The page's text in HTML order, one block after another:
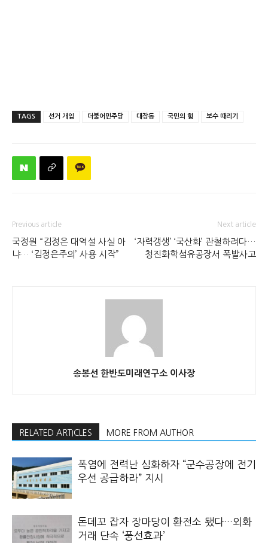
TAGS 선거 개입 더불어민주당 대장동 국민의 힘 보수 때리기
Previous article
국정원 “김정은 대역설 사실 아
냐… ‘김정은주의’ 사용 시작”
Next article
‘자력갱생’ ‘국산화’ 관철하려다…
청진화학섬유공장서 폭발사고
송봉선 한반도미래연구소 이사장
RELATED ARTICLES MORE FROM AUTHOR
폭염에 전력난 심화하자 “군수공장에 전기
우선 공급하라” 지시
돈데꼬 잡자 장마당이 환전소 됐다…외화
거래 단속 ‘풍선효과’